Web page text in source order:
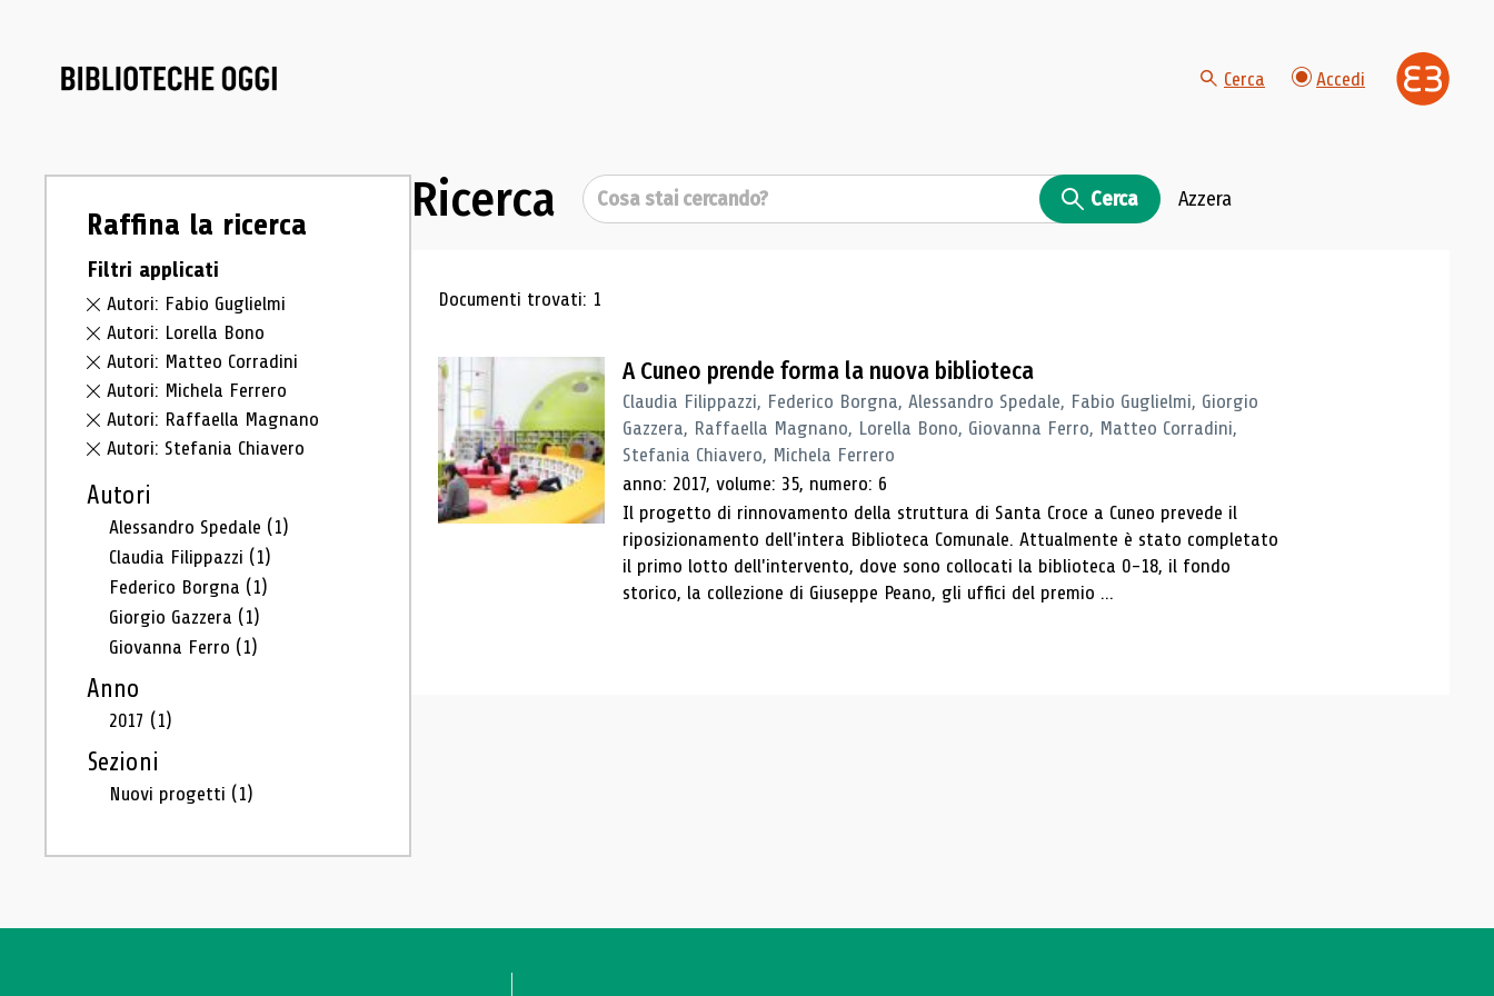
Cerca Accedi
Raffina la ricerca
Filtri applicati
Autori: Fabio Guglielmi
Autori: Lorella Bono
Autori: Matteo Corradini
Autori: Michela Ferrero
Autori: Raffaella Magnano
Autori: Stefania Chiavero
Autori
Alessandro Spedale (1)
Claudia Filippazzi (1)
Federico Borgna (1)
Giorgio Gazzera (1)
Giovanna Ferro (1)
Anno
2017 (1)
Sezioni
Nuovi progetti (1)
Ricerca Cerca Cerca Azzera
Risultati di ricerca
Documenti trovati: 1
A Cuneo prende forma la nuova biblioteca
Claudia Filippazzi, Federico Borgna, Alessandro Spedale, Fabio Guglielmi, Giorgio
Gazzera, Raffaella Magnano, Lorella Bono, Giovanna Ferro, Matteo Corradini,
Stefania Chiavero, Michela Ferrero
anno: 2017, volume: 35, numero: 6
Il progetto di rinnovamento della struttura di Santa Croce a Cuneo prevede il
riposizionamento dell'intera Biblioteca Comunale. Attualmente è stato completato
il primo lotto dell'intervento, dove sono collocati la biblioteca 0-18, il fondo
storico, la collezione di Giuseppe Peano, gli uffici del premio ...